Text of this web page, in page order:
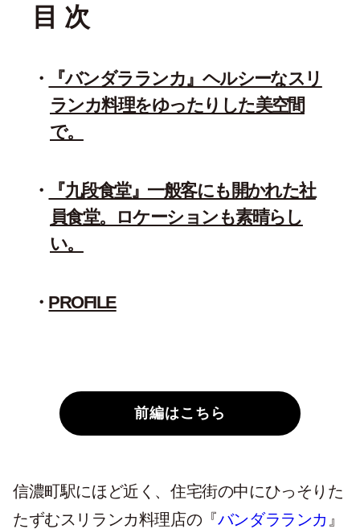
目 次
『バンダラランカ』ヘルシーなスリ
ランカ料理をゆったりした美空間
で。
『九段食堂』一般客にも開かれた社
員食堂。ロケーションも素晴らし
い。
PROFILE
前編はこちら
信濃町駅にほど近く、住宅街の中にひっそりた
たずむスリランカ料理店の『バンダラランカ 』